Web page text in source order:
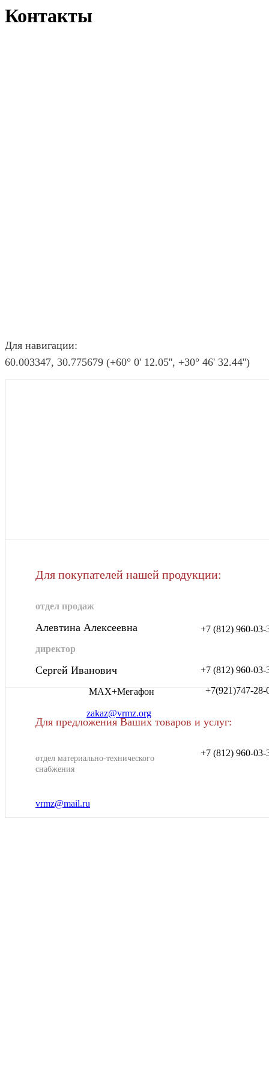
Контакты
Для навигации:
60.003347, 30.775679 (+60° 0' 12.05'', +30° 46' 32.44'')
Для покупателей нашей продукции:
отдел продаж
Алевтина Алексеевна
директор
Сергей Иванович
MAX+Мегафон
zakaz@vrmz.org
+7 (812) 960-03-
+7 (812) 960-03-
+7(921)747-28-
Для предложения Ваших товаров и услуг:
отдел материально-технического
снабжения
+7 (812) 960-03-
vrmz@mail.ru